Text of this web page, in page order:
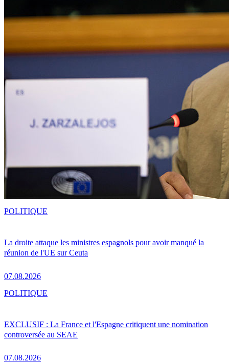
La droite attaque les ministres espagnols pour avoir manqué la
réunion de l'UE sur Ceuta
07.08.2026
POLITIQUE
EXCLUSIF : La France et l'Espagne critiquent une nomination
controversée au SEAE
07.08.2026
POLITIQUE